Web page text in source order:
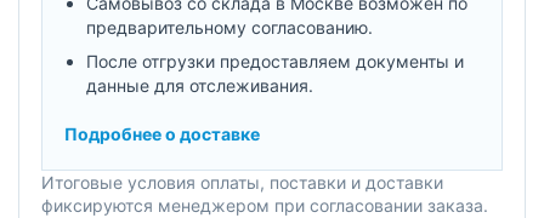
предварительному согласованию.
После отгрузки предоставляем документы и
данные для отслеживания.
Подробнее о доставке
Итоговые условия оплаты, поставки и доставки
фиксируются менеджером при согласовании заказа.